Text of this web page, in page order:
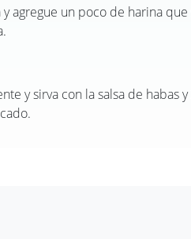
agregue un poco de harina
y sirva con la salsa de habas